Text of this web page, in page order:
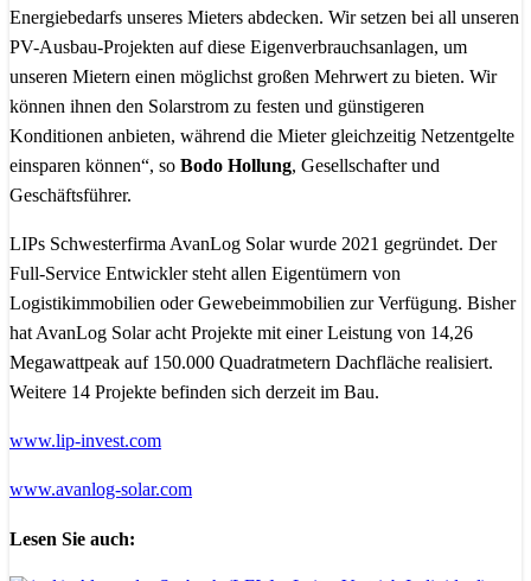
Energiebedarfs unseres Mieters abdecken. Wir setzen bei all unseren
PV-Ausbau-Projekten auf diese Eigenverbrauchsanlagen, um
unseren Mietern einen möglichst großen Mehrwert zu bieten. Wir
können ihnen den Solarstrom zu festen und günstigeren
Konditionen anbieten, während die Mieter gleichzeitig Netzentgelte
einsparen können“, so Bodo Hollung, Gesellschafter und
Geschäftsführer.
LIPs Schwesterfirma AvanLog Solar wurde 2021 gegründet. Der
Full-Service Entwickler steht allen Eigentümern von
Logistikimmobilien oder Gewebeimmobilien zur Verfügung. Bisher
hat AvanLog Solar acht Projekte mit einer Leistung von 14,26
Megawattpeak auf 150.000 Quadratmetern Dachfläche realisiert.
Weitere 14 Projekte befinden sich derzeit im Bau.
www.lip-invest.com
www.avanlog-solar.com
Lesen Sie auch: